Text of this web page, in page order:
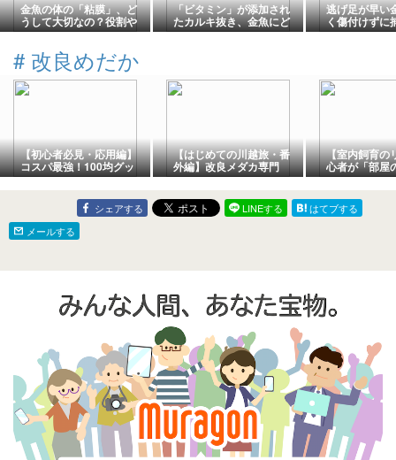
金魚の体の「粘膜」、ど
うして大切なの？役割や
粘膜を守る方法とは
「ビタミン」が添加され
たカルキ抜き、金魚にど
んな効果があるの？
逃げ足が早い
く傷付けずに
は！？すくい
# 改良めだか
【初心者必見・応用編】
コスパ最強！100均グッ
ズでここまでできる！メ
ダカ飼育に本気で使える
便利アイテム4選
【はじめての川越旅・番
外編】改良メダカ専門
店。日本最大級の規模
「うなとろふぁ～む」で
出会った個性派メダカの
お迎え
【室内飼育の
心者が「部屋
でメダカを育
と、やって分
ット・デメリ
シェアする LINEする
はてブする
メールする